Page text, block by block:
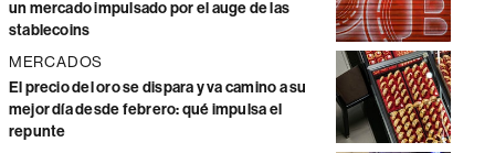
un mercado impulsado por el auge de las
stablecoins
MERCADOS
El precio del oro se dispara y va camino a su
mejor día desde febrero: qué impulsa el
repunte